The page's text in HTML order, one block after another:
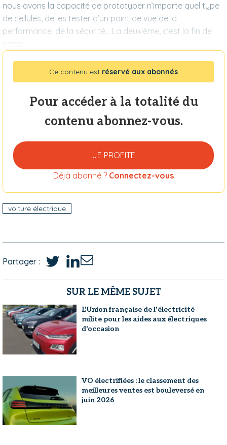
nous avons la capacité de prototyper n’importe quel type
de cellules, de les tester d’un point de vue de la
performance, de la sécurité… La deuxième, c’est la fin de
Ce contenu est réservé aux abonnés
Pour accéder à la totalité du
contenu abonnez-vous.
JE PROFITE
Déjà abonné ? Connectez-vous
voiture électrique
Partager :
SUR LE MÊME SUJET
L'Union française de l'électricité
milite pour les aides aux électriques
d'occasion
VO électrifiées : le classement des
meilleures ventes est bouleversé en
juin 2026